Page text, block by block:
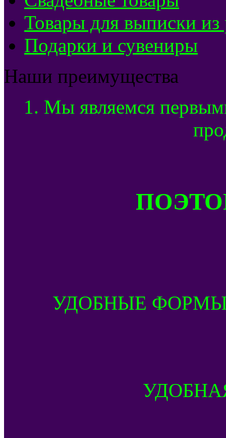
Товары для выписки из
Подарки и сувениры
Наши преимущества
1. Мы являемся
УДОБНЫЕ